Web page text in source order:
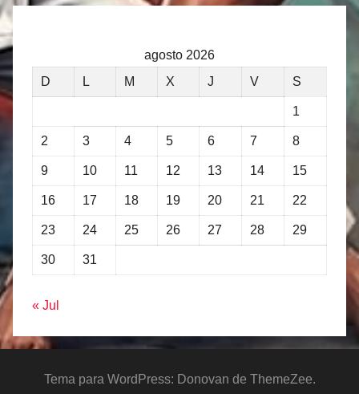
agosto 2026
D
L M X J V S
1
2 3 4 5 6 7 8
9 10 11 12 13 14 15
16 17 18 19 20 21 22
23 24 25 26 27 28 29
30 31
« Jul
Tema para WordPress: Donovan de ThemeZee.